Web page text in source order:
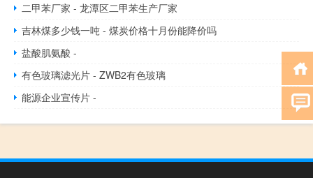
二甲苯厂家 - 龙潭区二甲苯生产厂家
吉林煤多少钱一吨 - 煤炭价格十月份能降价吗
盐酸肌氨酸 -
有色玻璃滤光片 - ZWB2有色玻璃
能源企业宣传片 -